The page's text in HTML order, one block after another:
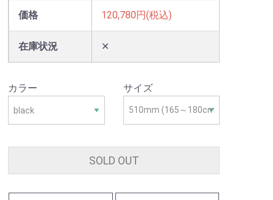
価格 120,780円(税込)
在庫状況 ✕
カラー サイズ
SOLD OUT